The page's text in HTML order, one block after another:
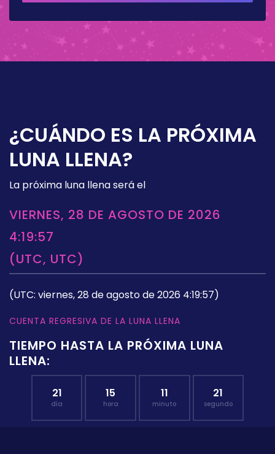
¿CUÁNDO ES LA PRÓXIMA
LUNA LLENA?
La próxima luna llena será el
VIERNES, 28 DE AGOSTO DE 2026
4:19:57
(UTC, UTC)
(UTC: viernes, 28 de agosto de 2026 4:19:57)
CUENTA REGRESIVA DE LA LUNA LLENA
TIEMPO HASTA LA PRÓXIMA LUNA
LLENA:
21
día
15
hora
11
minuto
20
segundo